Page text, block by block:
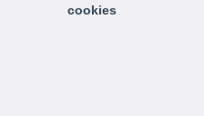
cookies